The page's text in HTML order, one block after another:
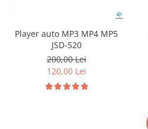
Player auto MP3 MP4 MP5
JSD-520
200,00 Lei
120,00 Lei